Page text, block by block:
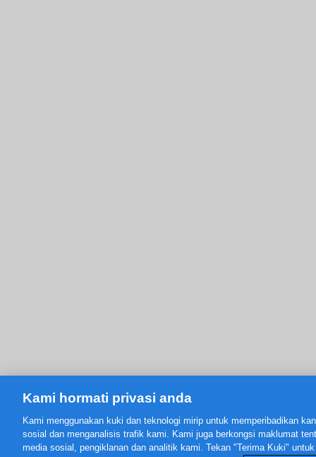
Kami hormati privasi anda
Kami menggunakan kuki dan teknologi mirip untuk memperibadikan
sosial dan menganalisis trafik kami. Kami juga berkongsi maklumat
media sosial, pengiklanan dan analitik kami. Tekan "Terima Kuki"